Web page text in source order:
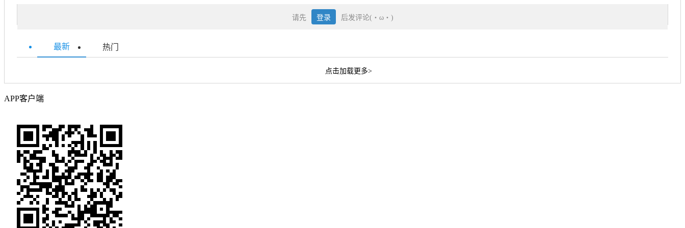
请先 登录 后发评论(・ω・)
最新 热门
点击加载更多>
APP客户端